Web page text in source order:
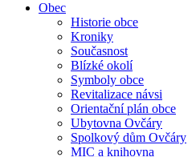
Obec
Historie obce
Kroniky
Současnost
Blízké okolí
Symboly obce
Revitalizace návsi
Orientační plán obce
Ubytovna Ovčáry
Spolkový dům Ovčáry
MIC a knihovna